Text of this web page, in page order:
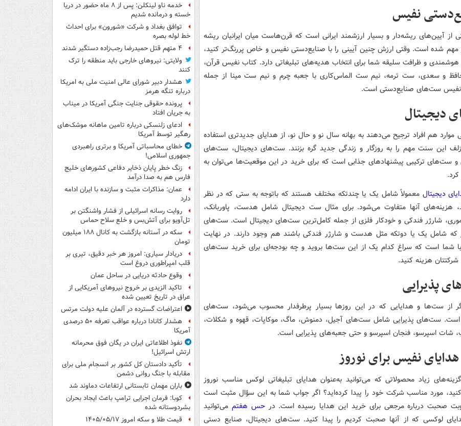
نفیس
از آیین‌های ریشه‌دار و بسیار ارزشمند ایرانی است که قرن‌هاست میان ایرانیان ریشه
مهم شده است. وقتی ارزش چنین آیینی را با صنایع‌دستی نفیس و خاص پررنگ‌تر کنید،
هوشمندی و ظرافت سلیقه شما برای انتخاب هدیه‌های تبلیغاتی دارد. کتاب نفیس قرآن،
و سعدی، ست ترمه، نیم ست الماس‌کاری با جعبه چرم و نیم ست مینا از جمله
نفیس ست‌های صنایع‌دستی است.
دیجیتال
موارد هم افراد ترجیح می‌دهند به بهانه سال نو و حال نو، از هدایای جدیدتری استفاده
این سنت مهم را به روزگار و زندگی جدید گره بزنند. ست‌های دیجیتال، ست‌های
و ست‌های ترکیبی پیشنهادهای جذابی است که برای خرید در این موقعیت‌ها می‌توان به
کرد.
دیجیتال معمولاً شامل یک یا چندتکه مختلف هستند که باتوجه ‌به ستی که در نظر
هزینه‌های آنها متفاوت می‌شود. برای مثال ست دیجیتال شامل هدست، پاوربانک،
شارژر فندکی و خودکار فلزی از جمله کامل‌ترین ست‌های دیجیتال است. ست‌های
که شامل یک یا دوتکه مثل هدست و شارژر فندکی باشند هم وجود دارند. در نهایت
با شما است که سراغ کدام یک از این ست‌ها بروید و چه بودجه‌ای برای خرید ست‌های
شرکتتان هزینه کنید.
پذیرایی
از ست‌ها و هدایایی که در این روزها بسیار پرطرفدار محسوب می‌شود، ست‌های
است. ست‌های پذیرایی شامل ست‌های آجیل، دمنوش، ماگ‌، موکاپات، قهوه و شکلات،
شات اسپرسو، فنجان اسپرسو و حتی جعبه‌های پذیرایی است.
نفیس برای نوروز
زیاد محصولاتی که می‌توانید به‌عنوان هدایای تبلیغاتی لوکس مناسب نوروز
مورد مناسب شرکت خود را پیدا کرده‌اید؟ اگر جواب شما به این سؤال مثبت است
صحبت درباره مرجعی برای خرید این هدایا رسیده است. درحس هفتم می‌توانید
لوکسی که از آنها صحبت کردیم را پیدا کنید. ست‌های دیجیتال، صنایع دستی
خدمه ناو لینکلن: پس از ۸ ماه حضور در دریا
خسته و درمانده‌ شدیم
توافق بغداد و شرکت «شورون» برای احداث
خط لوله بصره
۴ متهم قتل حمیدرضا رجب‌زاده دستگیر شدند
ولایتی: نیروهای خارجی باید منطقه را ترک
کنند
هشدار دبیر شورای عالی امنیت ملی به امریکا
درباره تنگه هرمز
پرونده حقوقی جنایت جنگی آمریکا در میناب
به جریان افتاد
ادعای زلنسکی درباره تامین ماهانه موشک‌های
رهگیر توسط آمریکا
خطای محاسباتی آمریکا و برتری راهبردی
جمهوری اسلامی!
زنگ خطر پایان ذخایر دفاعی کشورهای خلیج
فارس هم به صدا درآمد
عمان: مذاکرات مثبت و سازنده با ایران ادامه
دارد
روایت رسانه اسرائیلی از فشار واشنگتن بر
تل‌آویو برای آتش‌بس و خلع سلاح حماس
سکه در آستانه بازگشت به کانال ۱۸۸ میلیون
تومان
دریادار سیاری: امروز هر خبر دقیق، تیری بر
قلب امپراطوری دروغ است
وقوع حادثه دریایی در ساحل عمان
تاکید الزیدی بر خروج نیروهای آمریکایی از
عراق در تاریخ تعیین شده
اعتراضات گسترده در آلمان علیه دولت مرتس
هشدار کانادا درباره عواقب تعرفه ۵۰ درصدی
آمریکا
نفوذ اطلاعاتی ایران در یگان فوق محرمانه
ارتش اسرائیل!
تأکید دادستان کل کشور بر انسجام ملی برای
مقابله با جنگ روانی دشمن
باران مهمان تابستانی ارتفاعات دماوند شد
کوبا: فرمان اجرایی ترامپ باعث ایجاد بحران
بشردوستانه شده
قیمت طلا و سکه امروز ۱۴۰۵/۰۵/۱۷